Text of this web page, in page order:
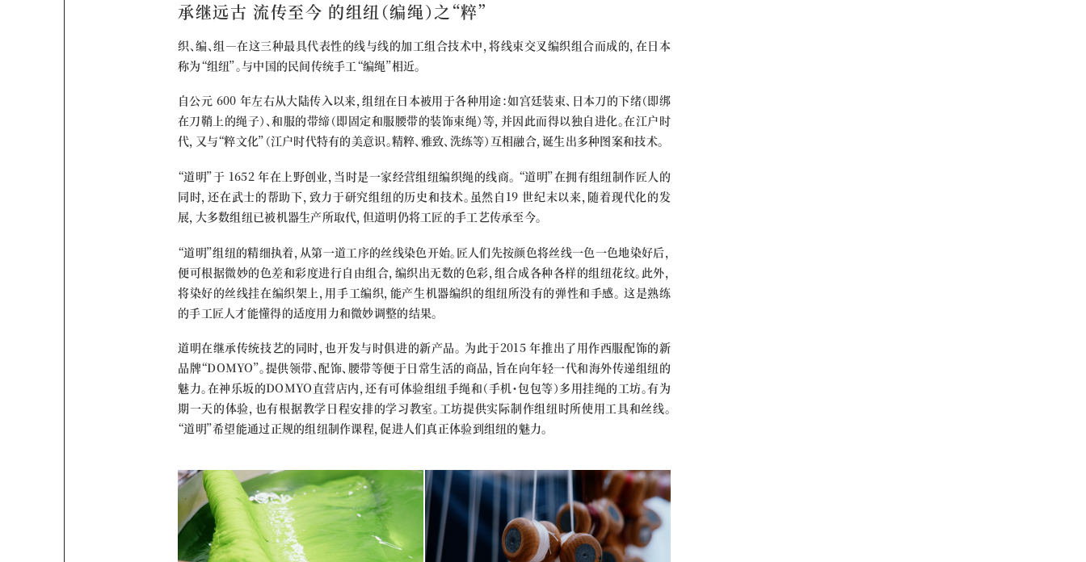
承继远古 流传至今 的组纽（编绳）之“粹”
织、编、组—在这三种最具代表性的线与线的加工组合技术中，将线束交叉编织组合而成的，在日本
称为“组纽”。与中国的民间传统手工“编绳”相近。
自公元 600 年左右从大陆传入以来，组纽在日本被用于各种用途：如宫廷装束、日本刀的下绪（即绑
在刀鞘上的绳子）、和服的带缔（即固定和服腰带的装饰束绳）等，并因此而得以独自进化。在江户时
代，又与“粹文化”（江户时代特有的美意识。精粹、雅致、洗练等）互相融合，诞生出多种图案和技术。
“道明”于 1652 年在上野创业，当时是一家经营组纽编织绳的线商。 “道明”在拥有组纽制作匠人的
同时，还在武士的帮助下，致力于研究组纽的历史和技术。虽然自19 世纪末以来，随着现代化的发
展，大多数组纽已被机器生产所取代，但道明仍将工匠的手工艺传承至今。
“道明”组纽的精细执着，从第一道工序的丝线染色开始。匠人们先按颜色将丝线一色一色地染好后，
便可根据微妙的色差和彩度进行自由组合，编织出无数的色彩，组合成各种各样的组纽花纹。此外，
将染好的丝线挂在编织架上，用手工编织，能产生机器编织的组纽所没有的弹性和手感。 这是熟练
的手工匠人才能懂得的适度用力和微妙调整的结果。
道明在继承传统技艺的同时，也开发与时俱进的新产品。 为此于2015 年推出了用作西服配饰的新
品牌“DOMYO”。提供领带、配饰、腰带等便于日常生活的商品，旨在向年轻一代和海外传递组纽的
魅力。在神乐坂的DOMYO直营店内，还有可体验组纽手绳和（手机・包包等）多用挂绳的工坊。有为
期一天的体验，也有根据教学日程安排的学习教室。工坊提供实际制作组纽时所使用工具和丝线。
“道明”希望能通过正规的组纽制作课程，促进人们真正体验到组纽的魅力。